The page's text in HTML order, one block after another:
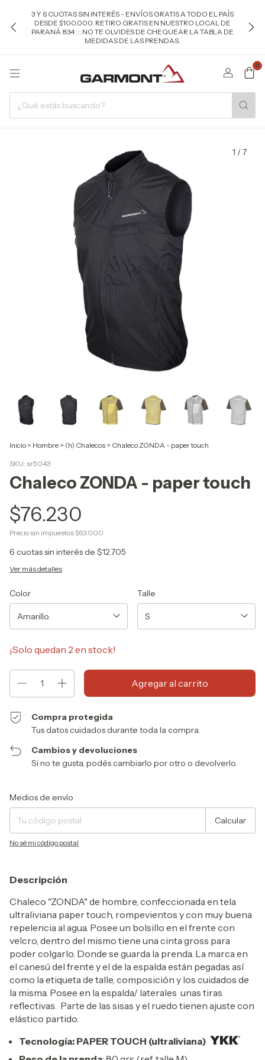
3 Y 6 CUOTAS SIN INTERÉS - ENVÍOS GRATIS A TODO EL PAÍS
DESDE $100.000. RETIRO GRATIS EN NUESTRO LOCAL DE
PARANÁ 834 ::: NO TE OLVIDES DE CHEQUEAR LA TABLA DE
MEDIDAS DE LAS PRENDAS.
0
1 /7
Inicio > Hombre > (h) Chalecos > Chaleco ZONDA - paper touch
SKU: sr5043
Chaleco ZONDA - paper touch
$76.230
Precio sin impuestos $63.000
6 cuotas sin interés de $12.705
Ver más detalles
Color Talle
¡Solo quedan 2 en stock!
Compra protegida
Tus datos cuidados durante toda la compra.
Cambios y devoluciones
Si no te gusta, podés cambiarlo por otro o devolverlo.
Entregas para el CP:
Medios de envío
Calcular
No sé mi código postal
Descripción
Chaleco "ZONDA" de hombre, confeccionada en tela
ultraliviana paper touch, rompevientos y con muy buena
repelencia al agua. Posee un bolsillo en el frente con
velcro, dentro del mismo tiene una cinta gross para
poder colgarlo. Donde se guarda la prenda. La marca en
el canesú del frente y el de la espalda están pegadas así
como la etiqueta de talle, composición y los cuidados de
la misma. Posee en la espalda/ laterales unas tiras
reflectivas. Parte de las sisas y el ruedo tienen ajuste con
elástico partido.
Tecnología: PAPER TOUCH (ultraliviana)